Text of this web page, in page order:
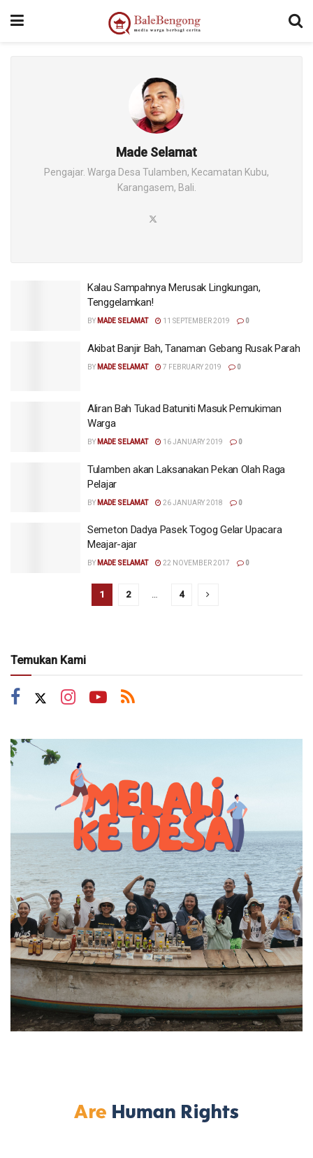
Made Selamat
Pengajar. Warga Desa Tulamben, Kecamatan Kubu,
Karangasem, Bali.
Kalau Sampahnya Merusak Lingkungan,
Tenggelamkan!
BY MADE SELAMAT 11 SEPTEMBER 2019 0
Akibat Banjir Bah, Tanaman Gebang Rusak Parah
BY MADE SELAMAT 7 FEBRUARY 2019 0
Aliran Bah Tukad Batuniti Masuk Pemukiman
Warga
BY MADE SELAMAT 16 JANUARY 2019 0
Tulamben akan Laksanakan Pekan Olah Raga
Pelajar
BY MADE SELAMAT 26 JANUARY 2018 0
Semeton Dadya Pasek Togog Gelar Upacara
Meajar-ajar
BY MADE SELAMAT 22 NOVEMBER 2017 0
1 2 4
Temukan Kami